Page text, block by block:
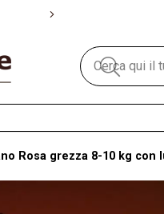
Rosa grezza 8-10 kg